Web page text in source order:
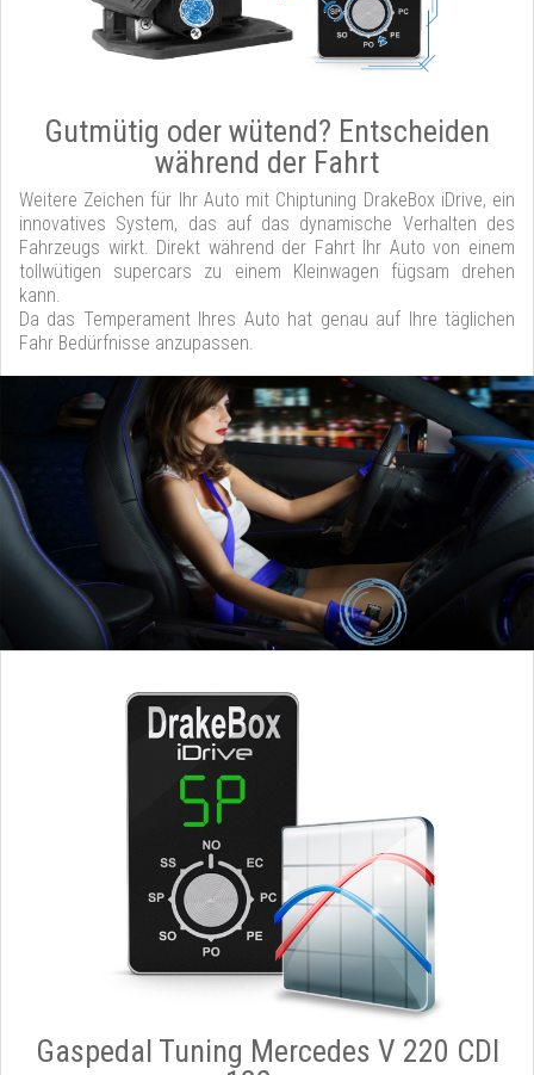
Gutmütig oder wütend? Entscheiden
während der Fahrt
Weitere Zeichen für Ihr Auto mit Chiptuning DrakeBox iDrive, ein
innovatives System, das auf das dynamische Verhalten des
Fahrzeugs wirkt. Direkt während der Fahrt Ihr Auto von einem
tollwütigen supercars zu einem Kleinwagen fügsam drehen
kann.
Da das Temperament Ihres Auto hat genau auf Ihre täglichen
Fahr Bedürfnisse anzupassen.
Gaspedal Tuning Mercedes V 220 CDI